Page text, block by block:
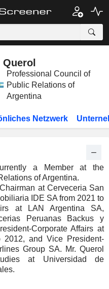
Professional Council of
Public Relations of
Argentina
Netzwerk
a Member at the
of Argentina.
at Cerveceria San
IDE SA from 2021 to
at LAN Argentina SA,
Peruanas Backus y
Corporate Affairs at
2012, and Vice President-
Group SA. Mr. Querol
at Universidad de